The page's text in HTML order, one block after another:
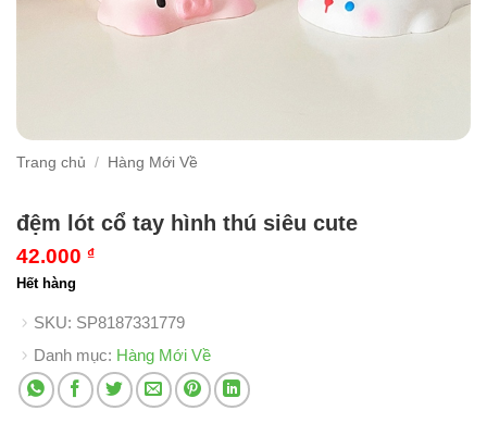
Trang chủ / Hàng Mới Về
đệm lót cổ tay hình thú siêu cute
42.000 ₫
Hết hàng
SKU: SP8187331779
Danh mục: Hàng Mới Về